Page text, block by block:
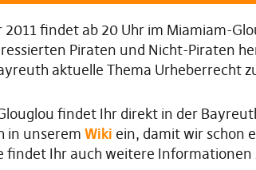
2011 findet ab 20 Uhr im Miamiam-
Piraten und Nicht-Piraten
aktuelle Thema Urheberrecht
findet Ihr direkt in der
in unserem Wiki ein, damit wir schon
findet Ihr auch weitere Informationen